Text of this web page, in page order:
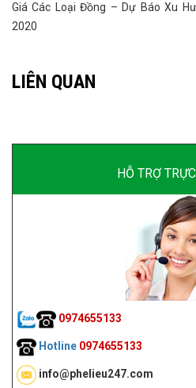
Giá Các Loại Đồng – Dự Báo Xu
2020
LIÊN QUAN
HỖ TRỢ
0974655133
Hotline 0974655133
info@phelieu247.com